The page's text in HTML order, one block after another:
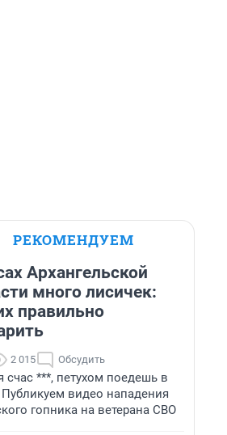
РЕКОМЕНДУЕМ
Архангельской
много лисичек:
правильно
2 015 Обсудить
счас ***, петухом поедешь в
Публикуем видео нападения
гопника на ветерана СВО